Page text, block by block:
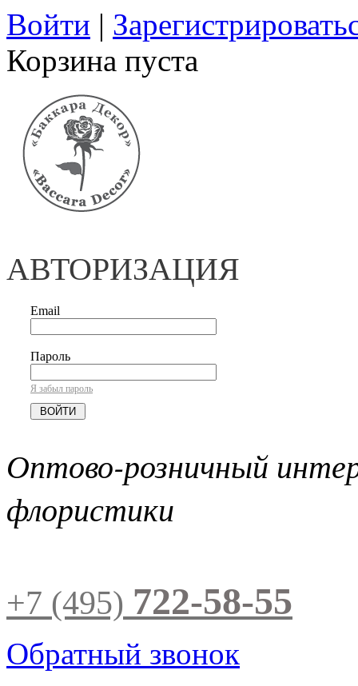
Войти |
Корзина пуста
АВТОРИЗАЦИЯ
Email
Пароль
Я забыл пароль
Оптово-розничный
флористики
+7 (495) 722-58-55
Обратный звонок